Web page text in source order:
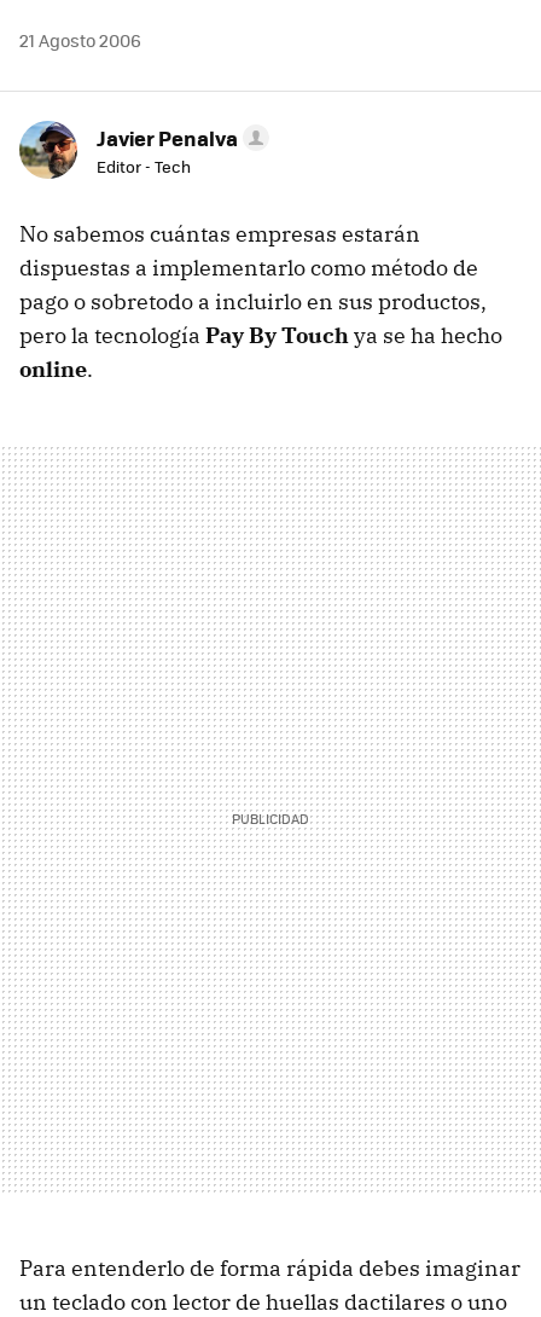
21 Agosto 2006
Javier Penalva
Editor - Tech
No sabemos cuántas empresas estarán
dispuestas a implementarlo como método de
pago o sobretodo a incluirlo en sus productos,
pero la tecnología Pay By Touchya se ha hecho
online.
Para entenderlo de forma rápida debes imaginar
un teclado con lector de huellas dactilares o uno